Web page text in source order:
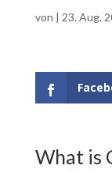
von | 23. Aug.
What is